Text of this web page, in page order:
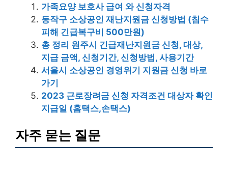
가족요양 보호사 급여 와 신청자격
동작구 소상공인 재난지원금 신청방법 (침수
피해 긴급복구비 500만원)
총 정리 원주시 긴급재난지원금 신청, 대상,
지급 금액, 신청기간, 신청방법, 사용기간
서울시 소상공인 경영위기 지원금 신청 바로
가기
2023 근로장려금 신청 자격조건 대상자 확인
지급일 (홈택스,손택스)
자주 묻는 질문